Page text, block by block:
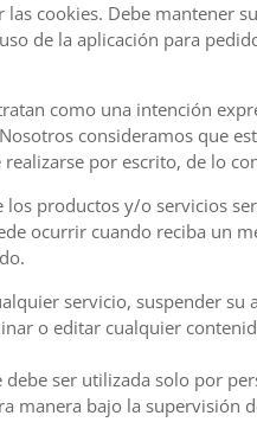
cookies. Debe mantener
de la aplicación para
como una intención
consideramos que
por escrito, de lo
productos y/o servicios
ocurrir cuando reciba un
servicio, suspender
o editar cualquier
ser utilizada solo por
manera bajo la supervisión